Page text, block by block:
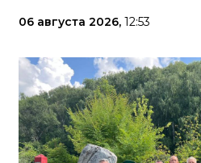
06 августа 2026, 12:53